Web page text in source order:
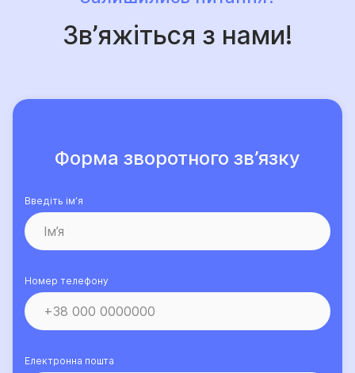
Зв’яжіться з нами!
Форма зворотного зв’язку
Введіть ім’я
Номер телефону
Електронна пошта